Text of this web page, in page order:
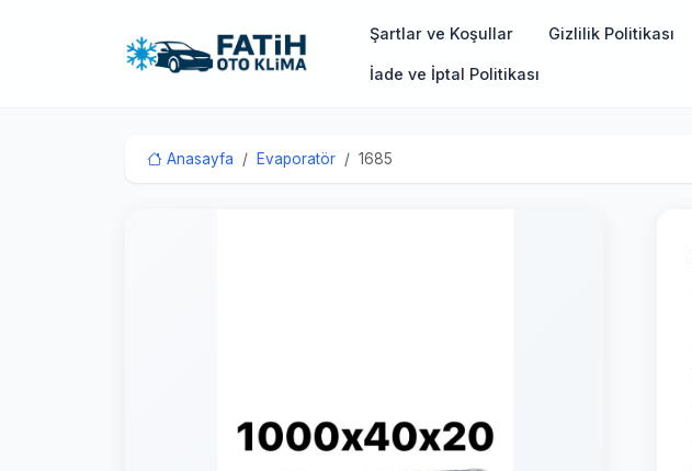
Şartlar ve Koşullar Gizlilik Politikası
İade ve İptal Politikası
Anasayfa Evaporatör 1685